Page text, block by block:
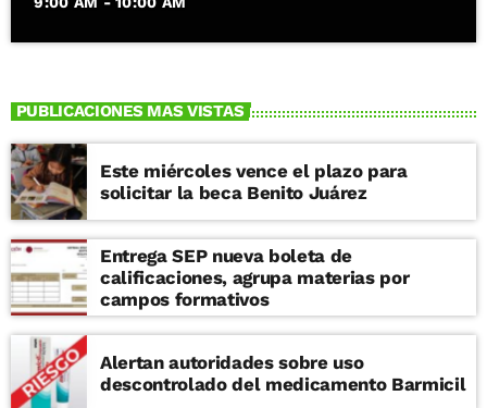
PUBLICACIONES MAS VISTAS
Este miércoles vence el plazo para
solicitar la beca Benito Juárez
Entrega SEP nueva boleta de
calificaciones, agrupa materias por
campos formativos
Alertan autoridades sobre uso
descontrolado del medicamento Barmicil